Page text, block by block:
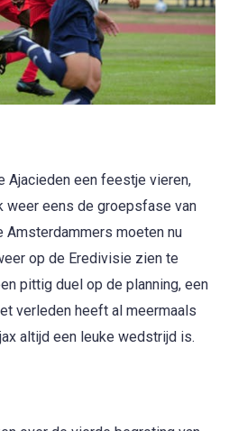
Ajacieden een feestje vieren,
weer eens de groepsfase van
Amsterdammers moeten nu
op de Eredivisie zien te
pittig duel op de planning, een
verleden heeft al meermaals
altijd een leuke wedstrijd is.